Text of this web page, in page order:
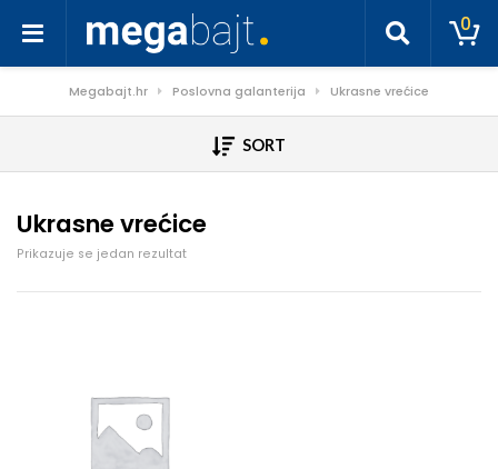
0
Megabajt.hr Poslovna galanterija Ukrasne vrećice
SORT
Ukrasne vrećice
Prikazuje se jedan rezultat